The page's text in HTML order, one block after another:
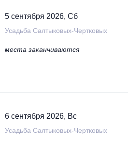
5 сентября 2026, Сб
Усадьба Салтыковых-Чертковых
места заканчиваются
6 сентября 2026, Вс
Усадьба Салтыковых-Чертковых